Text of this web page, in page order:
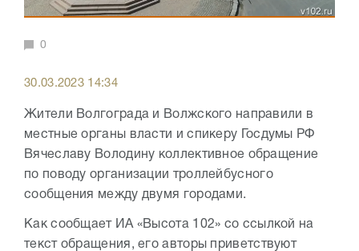
0
30.03.2023 14:34
Жители Волгограда и Волжского направили в
местные органы власти и спикеру Госдумы РФ
Вячеславу Володину коллективное обращение
по поводу организации троллейбусного
сообщения между двумя городами.
Как сообщает ИА «Высота 102» со ссылкой на
текст обращения, его авторы приветствуют